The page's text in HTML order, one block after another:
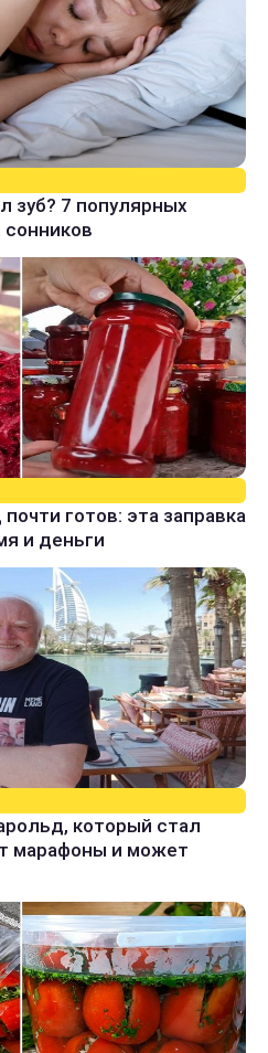
зуб? 7 популярных
сонников
готов: эта заправка
и деньги
который стал
марафоны и может